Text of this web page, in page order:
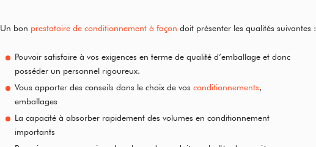
Un bon prestataire de conditionnement à façon doit présenter les qualités suivantes :
Pouvoir satisfaire à vos exigences en terme de qualité d’emballage et donc
posséder un personnel rigoureux.
Vous apporter des conseils dans le choix de vos conditionnements,
emballages
La capacité à absorber rapidement des volumes en conditionnement
importants